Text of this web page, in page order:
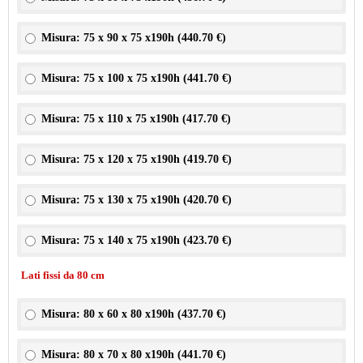
Misura: 75 x 90 x 75 x190h (440.70 €)
Misura: 75 x 100 x 75 x190h (441.70 €)
Misura: 75 x 110 x 75 x190h (417.70 €)
Misura: 75 x 120 x 75 x190h (419.70 €)
Misura: 75 x 130 x 75 x190h (420.70 €)
Misura: 75 x 140 x 75 x190h (423.70 €)
Lati fissi da 80 cm
Misura: 80 x 60 x 80 x190h (437.70 €)
Misura: 80 x 70 x 80 x190h (441.70 €)